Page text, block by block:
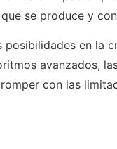
se produce y
en la
avanzados,
con las